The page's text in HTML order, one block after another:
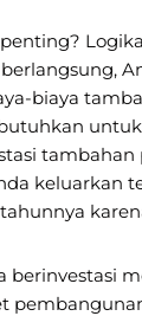
biaya
tambahan
keluarkan
berinvestasi